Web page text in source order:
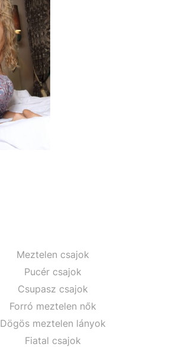
Meztelen csajok
Pucér csajok
Csupasz csajok
Forró meztelen nők
Dögös meztelen lányok
Fiatal csajok